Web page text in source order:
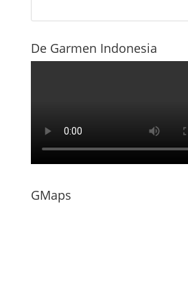
De Garmen Indonesia
GMaps